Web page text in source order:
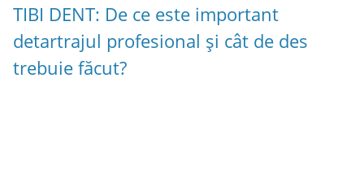
TIBI DENT: De ce este important
detartrajul profesional și cât de des
trebuie făcut?